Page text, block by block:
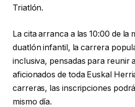
Triatlón.
La cita arranca a las 10:00 de la
duatlón infantil, la carrera
inclusiva, pensadas para reunir
aficionados de toda Euskal
carreras, las inscripciones
mismo día.